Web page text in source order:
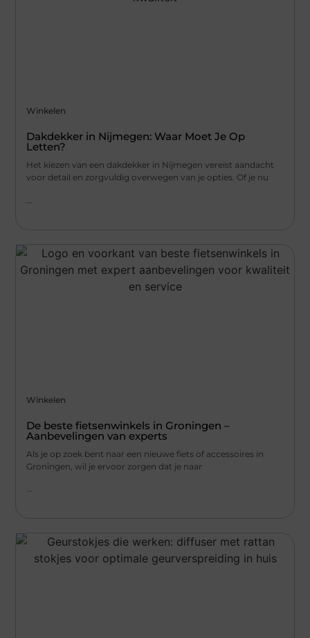
Winkelen
Dakdekker in Nijmegen: Waar Moet Je Op
Letten?
Het kiezen van een dakdekker in Nijmegen vereist aandacht
voor detail en zorgvuldig overwegen van je opties. Of je nu
Winkelen
De beste fietsenwinkels in Groningen –
Aanbevelingen van experts
Als je op zoek bent naar een nieuwe fiets of accessoires in
Groningen, wil je ervoor zorgen dat je naar
...